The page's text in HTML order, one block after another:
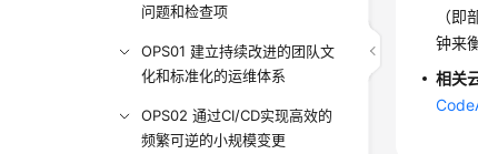
问题和检查项
OPS01 建立持续改进的团队文
化和标准化的运维体系
OPS02 通过CI/CD实现高效的
频繁可逆的小规模变更
（
钟来
相关